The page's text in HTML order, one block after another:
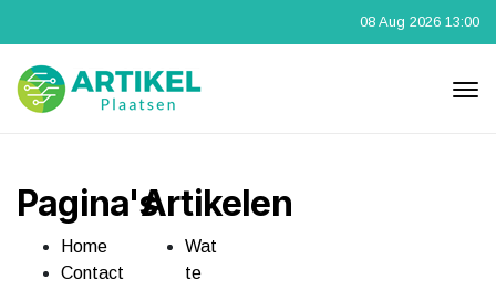
08 Aug 2026 13:00
Pagina's
Home
Contact
Artikelen
Wat
te